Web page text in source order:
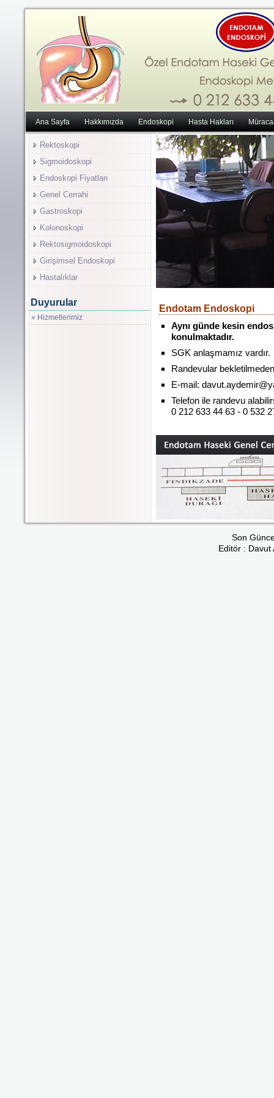
Ana Sayfa Hakkımızda Endoskopi Hasta Hakları
Rektoskopi
Sigmoidoskopi
Endoskopi Fiyatları
Genel Cerrahi
Gastroskopi
Kolonoskopi
Rektosigmoidoskopi
Girişimsel Endoskopi
Hastalıklar
Duyurular
» Hizmetlerimiz
Endotam Endoskopi
Aynı günde kesin
konulmaktadır.
SGK anlaşmamız vardır.
Randevular
E-mail:
Telefon ile randevu
0 212 633 44 63 - 0 532
Son
Editör :